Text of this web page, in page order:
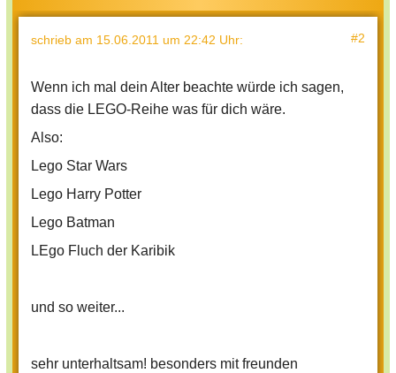
schrieb am 15.06.2011 um 22:42 Uhr: #2
Wenn ich mal dein Alter beachte würde ich sagen,
dass die LEGO-Reihe was für dich wäre.
Also:
Lego Star Wars
Lego Harry Potter
Lego Batman
LEgo Fluch der Karibik
und so weiter...
sehr unterhaltsam! besonders mit freunden